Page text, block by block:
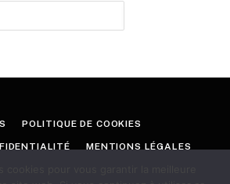
POLITIQUE DE COOKIES
MENTIONS LÉGALES